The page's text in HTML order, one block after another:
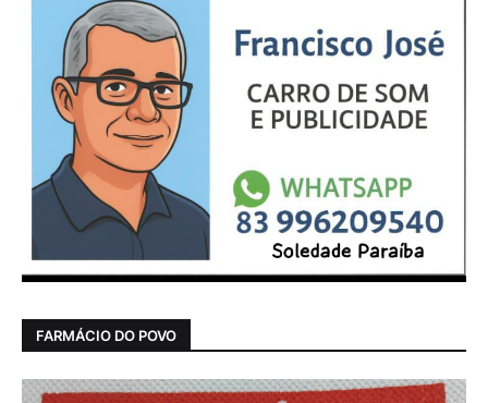
FARMÁCIO DO POVO